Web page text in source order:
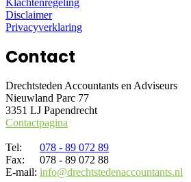
Disclaimer
Privacyverklaring
Contact
Drechtsteden Accountants en Adviseurs
Nieuwland Parc 77
3351 LJ Papendrecht
Contactpagina
Tel:
078 - 89 072 89
Fax:
078 - 89 072 88
E-mail: info@drechtstedenaccountants.nl